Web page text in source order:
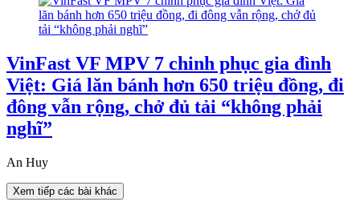
VinFast VF MPV 7 chinh phục gia đình
Việt: Giá lăn bánh hơn 650 triệu đồng, đi
đông vẫn rộng, chở đủ tải “không phải
nghĩ”
An Huy
Xem tiếp các bài khác